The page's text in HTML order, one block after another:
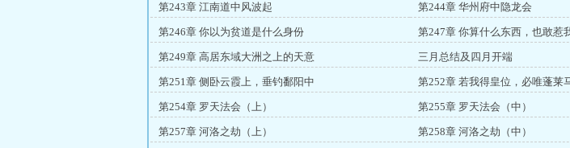
第243章 江南道中风波起 第244章 华州府中隐龙会
第246章 你以为贫道是什么身份 第247章 你算什么东西，也敢惹
第249章 高居东域大洲之上的天意 三月总结及四月开端
第251章 侧卧云霞上，垂钓鄱阳中 第252章 若我得皇位，必唯蓬莱
第254章 罗天法会（上） 第255章 罗天法会（中）
第257章 河洛之劫（上） 第258章 河洛之劫（中）